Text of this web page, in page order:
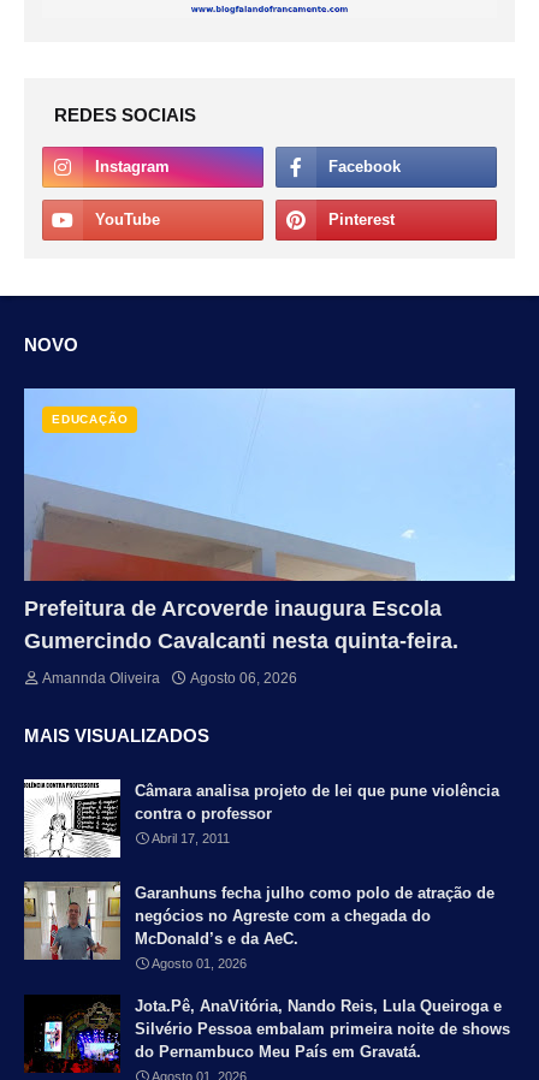
REDES SOCIAIS
NOVO
EDUCAÇÃO
Prefeitura de Arcoverde inaugura Escola
Gumercindo Cavalcanti nesta quinta-feira.
Amannda Oliveira Agosto 06, 2026
MAIS VISUALIZADOS
Câmara analisa projeto de lei que pune violência
contra o professor
Abril 17, 2011
Garanhuns fecha julho como polo de atração de
negócios no Agreste com a chegada do
McDonald’s e da AeC.
Agosto 01, 2026
Jota.Pê, AnaVitória, Nando Reis, Lula Queiroga e
Silvério Pessoa embalam primeira noite de shows
do Pernambuco Meu País em Gravatá.
Agosto 01, 2026